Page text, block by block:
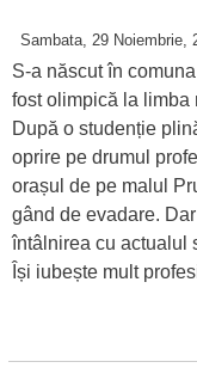
Sambata, 29 Noiembrie,
S-a născut în
fost olimpică la limba
După o studenție
oprire pe drumul
orașul de pe malul
gând de evadare.
întâlnirea cu actualul
Își iubește mult